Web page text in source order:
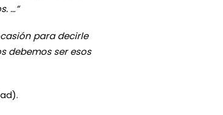
…”
para decirle
debemos ser esos